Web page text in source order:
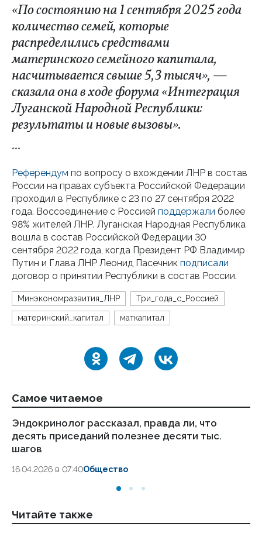
«По состоянию на 1 сентября 2025 года
количество семей, которые
распределились средствами
материнского семейного капитала,
насчитывается свыше 5,3 тысяч», —
сказала она в ходе форума «Интеграция
Луганской Народной Республики:
результаты и новые вызовы».
***
Референдум по вопросу о вхождении ЛНР в состав
России на правах субъекта Российской Федерации
проходил в Республике с 23 по 27 сентября 2022
года. Воссоединение с Россией поддержали более
98% жителей ЛНР. Луганская Народная Республика
вошла в состав Российской Федерации 30
сентября 2022 года, когда Президент РФ Владимир
Путин и Глава ЛНР Леонид Пасечник подписали
договор о принятии Республики в состав России.
Минэкономразвития_ЛНР Три_года_с_Россией
материнский_капитал маткапитал
Самое читаемое
Эндокринолог рассказал, правда ли, что
десять приседаний полезнее десяти тыс.
шагов
16.04.2026 в 07:40Общество
Читайте также